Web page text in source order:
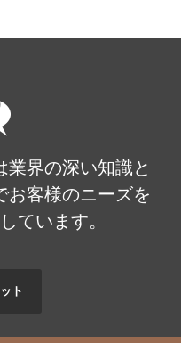
業界の深い知識と
お客様のニーズを
ています。
ト